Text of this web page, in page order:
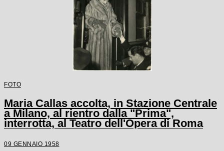
FOTO
Maria Callas accolta, in Stazione Centrale
a Milano, al rientro dalla "Prima",
interrotta, al Teatro dell'Opera di Roma
09 GENNAIO 1958